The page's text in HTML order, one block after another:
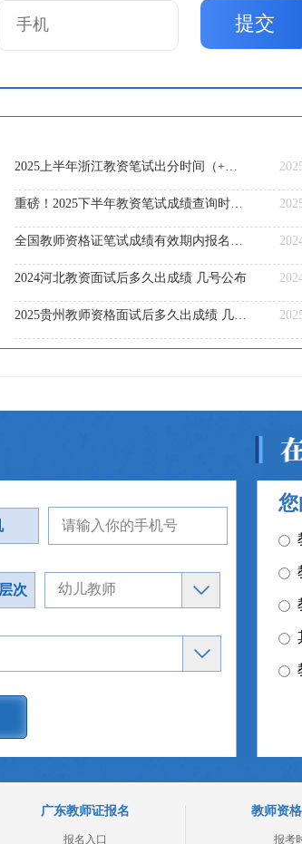
提交
2024河北教资面试后多久出成绩 几号公布
次
广东教师证报名
报名入口
教师资
报考